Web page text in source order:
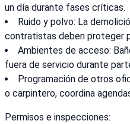
un día durante fases críticas.
Ruido y polvo: La
contratistas deben proteger
Ambientes de acceso:
fuera de servicio durante
Programación de otros
o carpintero, coordina
Permisos e inspecciones: